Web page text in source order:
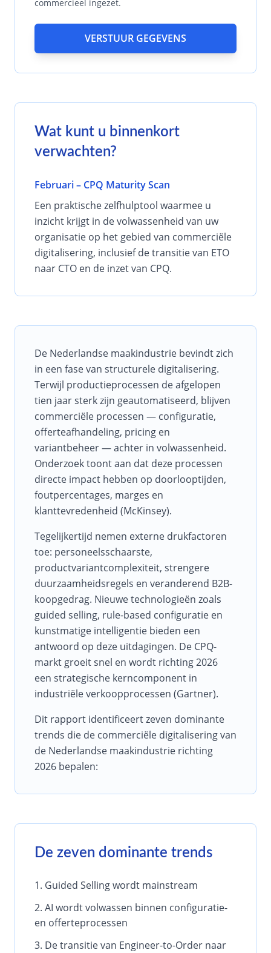
commercieel ingezet.
VERSTUUR GEGEVENS
Wat kunt u binnenkort
verwachten?
Februari – CPQ Maturity Scan
Een praktische zelfhulptool waarmee u
inzicht krijgt in de volwassenheid van uw
organisatie op het gebied van commerciële
digitalisering, inclusief de transitie van ETO
naar CTO en de inzet van CPQ.
Samenvatting
Het Digitale Trends 2026 rapport analyseert zeven
Inleiding: Digitale transformatie in de Nederlandse
De Nederlandse maakindustrie bevindt zich
in een fase van structurele digitalisering.
Terwijl productieprocessen de afgelopen
tien jaar sterk zijn geautomatiseerd, blijven
commerciële processen — configuratie,
offerteafhandeling, pricing en
variantbeheer — achter in volwassenheid.
Onderzoek toont aan dat deze processen
directe impact hebben op doorlooptijden,
foutpercentages, marges en
klanttevredenheid (McKinsey).
Tegelijkertijd nemen externe drukfactoren
toe: personeelsschaarste,
productvariantcomplexiteit, strengere
duurzaamheidsregels en veranderend B2B-
koopgedrag. Nieuwe technologieën zoals
guided selling, rule-based configuratie en
kunstmatige intelligentie bieden een
antwoord op deze uitdagingen. De CPQ-
markt groeit snel en wordt richting 2026
een strategische kerncomponent in
industriële verkoopprocessen (Gartner).
Dit rapport identificeert zeven dominante
trends die de commerciële digitalisering van
de Nederlandse maakindustrie richting
2026 bepalen:
De zeven dominante trends
Guided Selling wordt mainstream
AI wordt volwassen binnen configuratie-
en offerteprocessen
De transitie van Engineer-to-Order naar